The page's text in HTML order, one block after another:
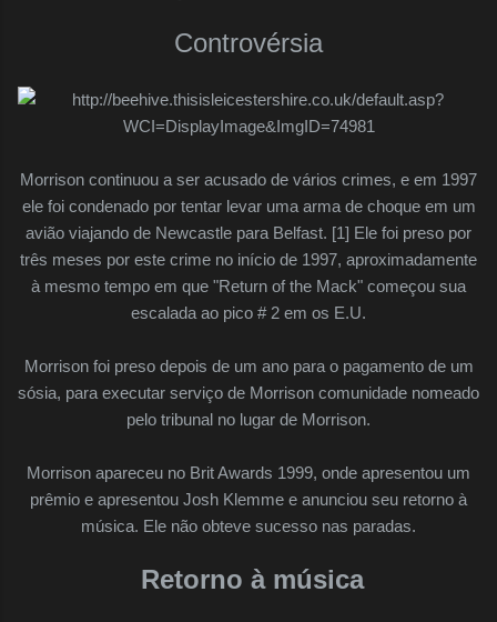
Controvérsia
Morrison continuou a ser acusado de vários crimes, e em 1997
ele foi condenado por tentar levar uma arma de choque em um
avião viajando de Newcastle para Belfast. [1] Ele foi preso por
três meses por este crime no início de 1997, aproximadamente
à mesmo tempo em que "Return of the Mack" começou sua
escalada ao pico # 2 em os E.U.
Morrison foi preso depois de um ano para o pagamento de um
sósia, para executar serviço de Morrison comunidade nomeado
pelo tribunal no lugar de Morrison.
Morrison apareceu no Brit Awards 1999, onde apresentou um
prêmio e apresentou Josh Klemme e anunciou seu retorno à
música. Ele não obteve sucesso nas paradas.
Retorno à música